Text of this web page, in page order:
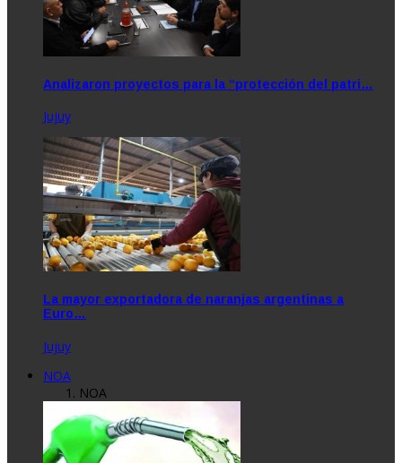
Analizaron proyectos para la “protección del patri…
Jujuy
La mayor exportadora de naranjas argentinas a
Euro…
Jujuy
NOA
NOA